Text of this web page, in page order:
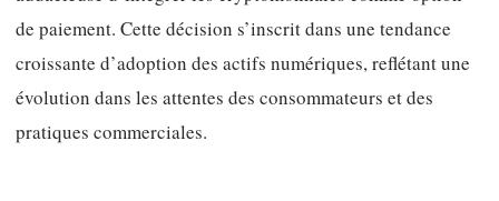
de paiement. Cette décision s’inscrit dans une tendance
croissante d’adoption des actifs numériques, reflétant une
évolution dans les attentes des consommateurs et des
pratiques commerciales.